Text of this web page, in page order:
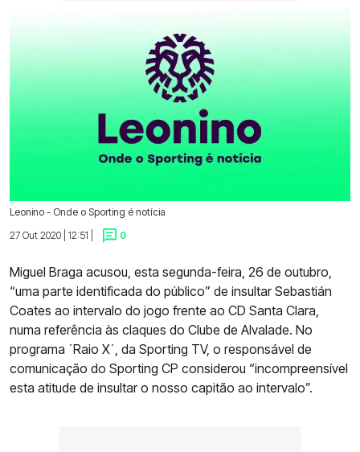
Leonino - Onde o Sporting é notícia
27 Out 2020 | 12:51 |
0
Miguel Braga acusou, esta segunda-feira, 26 de outubro,
“uma parte identificada do público” de insultar Sebastián
Coates ao intervalo do jogo frente ao CD Santa Clara,
numa referência às claques do Clube de Alvalade. No
programa ´Raio X´, da Sporting TV, o responsável de
comunicação do Sporting CP considerou “incompreensível
esta atitude de insultar o nosso capitão ao intervalo”.